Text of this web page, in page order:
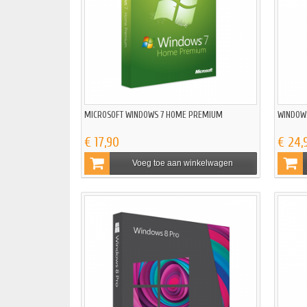
MICROSOFT WINDOWS 7 HOME PREMIUM
€ 17,90
Voeg toe aan winkelwagen
€